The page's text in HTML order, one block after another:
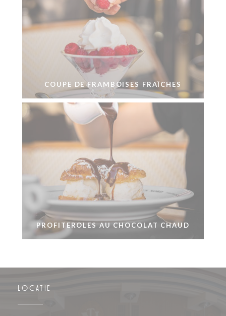
COUPE DE FRAMBOISES FRAÎCHES
PROFITEROLES AU CHOCOLAT CHAUD
LOCATIE